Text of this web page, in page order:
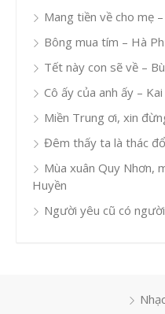
Mang tiền về cho mẹ
Bông mua tím – Hà
Tết này con sẽ về –
Cô ấy của anh ấy –
Miền Trung ơi, xin
Đêm thấy ta là thác
Mùa xuân Quy Nhơn,
Huyền
Người yêu cũ có